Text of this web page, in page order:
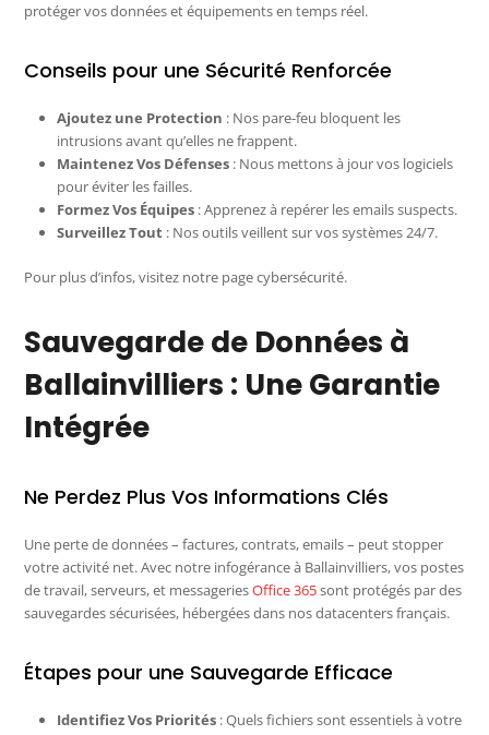
protéger vos données et équipements en temps réel.
Conseils pour une Sécurité Renforcée
Ajoutez une Protection : Nos pare-feu bloquent les
intrusions avant qu’elles ne frappent.
Maintenez Vos Défenses : Nous mettons à jour vos logiciels
pour éviter les failles.
Formez Vos Équipes : Apprenez à repérer les emails suspects.
Surveillez Tout : Nos outils veillent sur vos systèmes 24/7.
Pour plus d’infos, visitez notre page cybersécurité.
Sauvegarde de Données à
Ballainvilliers : Une Garantie
Intégrée
Ne Perdez Plus Vos Informations Clés
Une perte de données – factures, contrats, emails – peut stopper
votre activité net. Avec notre infogérance à Ballainvilliers, vos postes
de travail, serveurs, et messageriesOffice 365sont protégés par des
sauvegardes sécurisées, hébergées dans nos datacenters français.
Étapes pour une Sauvegarde Efficace
Identifiez Vos Priorités : Quels fichiers sont essentiels à votre